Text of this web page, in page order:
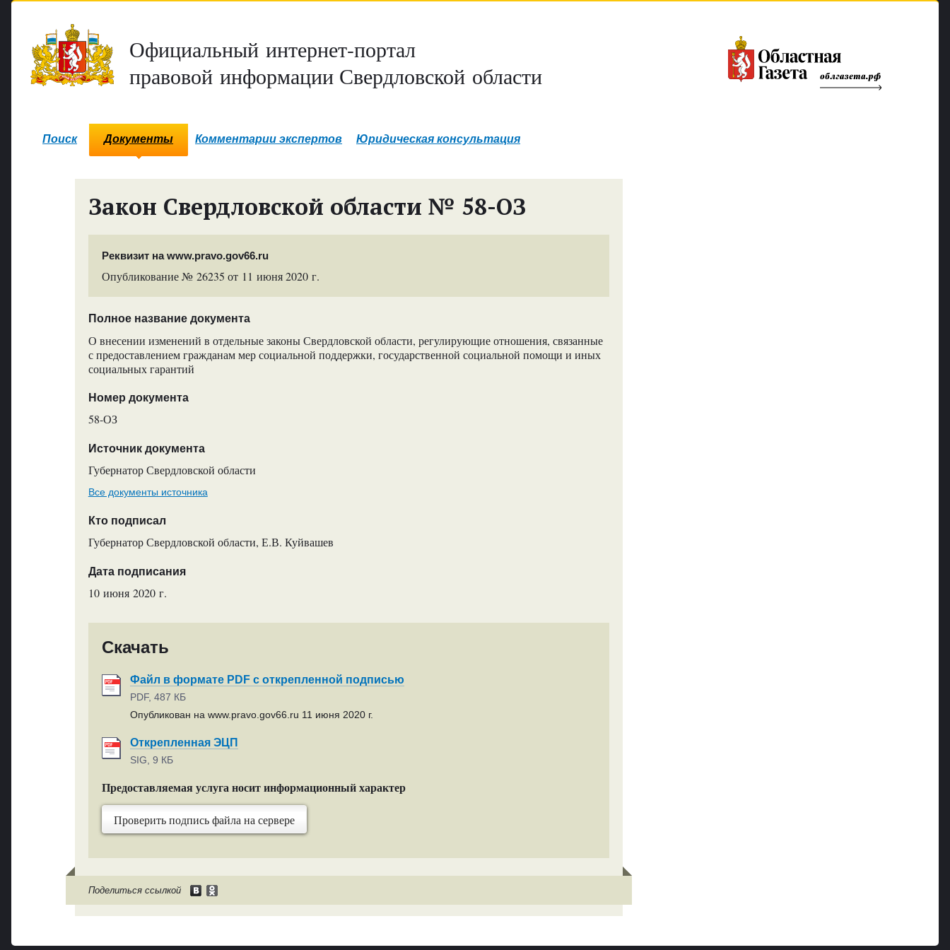
Официальный интернет-портал
правовой информации Свердловской области
Поиск Документы Комментарии экспертов Юридическая консультация
Закон Свердловской области № 58-ОЗ
Реквизит на www.pravo.gov66.ru
Опубликование № 26235 от 11 июня 2020 г.
Полное название документа
О внесении изменений в отдельные законы Свердловской области, регулирующие отношения, связанные
с предоставлением гражданам мер социальной поддержки, государственной социальной помощи и иных
социальных гарантий
Номер документа
58-ОЗ
Источник документа
Губернатор Свердловской области
Все документы источника
Кто подписал
Губернатор Свердловской области, Е.В. Куйвашев
Дата подписания
10 июня 2020 г.
Скачать
Файл в формате PDF с открепленной подписью
PDF, 487 КБ
Опубликован на www.pravo.gov66.ru 11 июня 2020 г.
Открепленная ЭЦП
SIG, 9 КБ
Предоставляемая услуга носит информационный характер
Проверить подпись файла на сервере
Поделиться ссылкой